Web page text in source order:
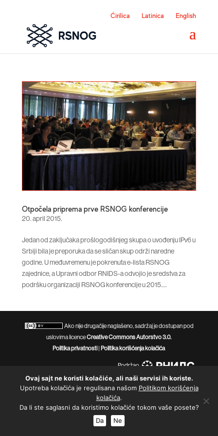
Ćirilica Latinica English
Otpočela priprema prve RSNOG konferencije
20. april 2015.
Jedan od zaključaka prošlogodišnjeg skupa o uvođenju IPv6 u
Srbiji bila je preporuka da se sličan skup održi naredne
godine. U međuvremenu je pokrenuta e-lista RSNOG
zajednice, a Upravni odbor RNIDS-a odvojio je sredstva za
podršku organizaciji RSNOG konferencije u 2015....
Ako nije drugačije naglašeno, sadržaj je dostupan pod
uslovima licenceCreative Commons Autorstvo 3.0.
Politika privatnosti |Politika korišćenja kolačića
Podržao
Ovaj sajt ne koristi kolačiće, ali naši servisi ih koriste.
Upotreba kolačića je regulisana našom Politikom korišćenja
kolačića.
Da li ste saglasni da koristimo kolačiće tokom vaše posete?
Da
Ne